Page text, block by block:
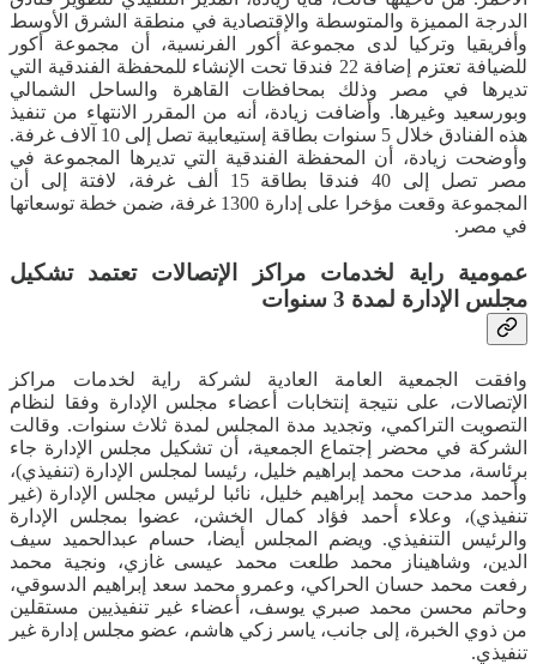
الدرجة المميزة والمتوسطة والإقتصادية في منطقة الشرق الأوسط
وأفريقيا وتركيا لدى مجموعة أكور الفرنسية، أن مجموعة أكور
للضيافة تعتزم إضافة 22 فندقا تحت الإنشاء للمحفظة الفندقية التي
تديرها في مصر وذلك بمحافظات القاهرة والساحل الشمالي
وبورسعيد وغيرها. وأضافت زيادة، أنه من المقرر الانتهاء من تنفيذ
هذه الفنادق خلال 5 سنوات بطاقة إستيعابية تصل إلى 10 آلاف غرفة.
وأوضحت زيادة، أن المحفظة الفندقية التي تديرها المجموعة في
مصر تصل إلى 40 فندقا بطاقة 15 ألف غرفة، لافتة إلى أن
المجموعة وقعت مؤخرا على إدارة 1300 غرفة، ضمن خطة توسعاتها
في مصر.
عمومية راية لخدمات مراكز الإتصالات تعتمد تشكيل
مجلس الإدارة لمدة 3 سنوات
وافقت الجمعية العامة العادية لشركة راية لخدمات مراكز
الإتصالات، على نتيجة إنتخابات أعضاء مجلس الإدارة وفقا لنظام
التصويت التراكمي، وتجديد مدة المجلس لمدة ثلاث سنوات. وقالت
الشركة في محضر إجتماع الجمعية، أن تشكيل مجلس الإدارة جاء
برئاسة، مدحت محمد إبراهيم خليل، رئيسا لمجلس الإدارة (تنفيذي)،
وأحمد مدحت محمد إبراهيم خليل، نائبا لرئيس مجلس الإدارة (غير
تنفيذي)، وعلاء أحمد فؤاد كمال الخشن، عضوا بمجلس الإدارة
والرئيس التنفيذي. ويضم المجلس أيضا، حسام عبدالحميد سيف
الدين، وشاهيناز محمد طلعت محمد عيسى غازي، ونجية محمد
رفعت محمد حسان الحراكي، وعمرو محمد سعد إبراهيم الدسوقي،
وحاتم محسن محمد صبري يوسف، أعضاء غير تنفيذيين مستقلين
من ذوي الخبرة، إلى جانب، ياسر زكي هاشم، عضو مجلس إدارة غير
تنفيذي.